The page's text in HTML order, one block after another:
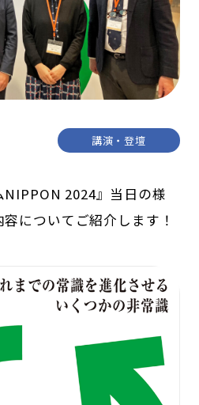
講演・登壇
NIPPON 2024』当日の様
についてご紹介します！